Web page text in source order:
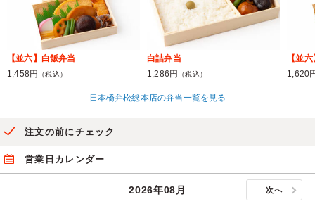
【並六】白飯弁当
1,458円
（税込）
白詰弁当
1,286円
（税込）
【並
1,620
日本橋弁松総本店の弁当一覧を見る
注文の前にチェック
営業日カレンダー
2026年08月 次へ